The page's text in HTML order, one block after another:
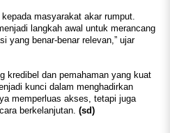
masyarakat akar rumput.
langkah awal untuk merancang
yang benar-benar relevan,” ujar
kredibel dan pemahaman yang kuat
kunci dalam menghadirkan
memperluas akses, tetapi juga
berkelanjutan. (sd)